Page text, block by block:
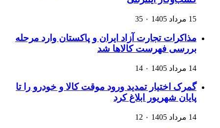
15 مرداد 1405 ۰ 35
مذاکرات تجارت آزاد ایران و پاکستان وارد مرحله
بررسی فهرست کالاها شد
14 مرداد 1405 ۰ 14
گمرک اختیار تمدید ورود موقت کالا و خودرو را تا
پایان شهریور ابلاغ کرد
14 مرداد 1405 ۰ 12